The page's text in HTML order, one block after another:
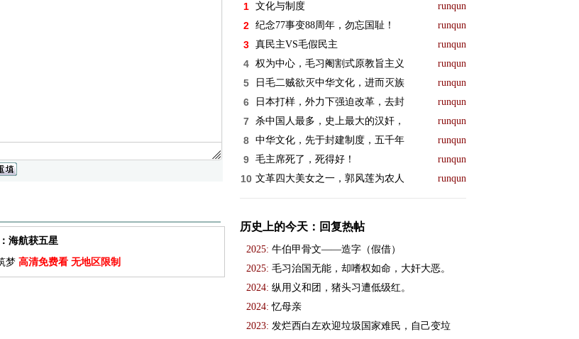
海航获五星
梦 高清免费看 无地区限制
1 文化与制度 runqun
2 纪念77事变88周年，勿忘国耻！ runqun
3 真民主VS毛假民主 runqun
4 权为中心，毛习阉割式原教旨主义 runqun
5 日毛二贼欲灭中华文化，进而灭族 runqun
6 日本打样，外力下强迫改革，去封 runqun
7 杀中国人最多，史上最大的汉奸， runqun
8 中华文化，先于封建制度，五千年 runqun
9 毛主席死了，死得好！ runqun
10 文革四大美女之一，郭风莲为农人 runqun
历史上的今天：回复热帖
2025: 牛伯甲骨文——造字（假借）
2025: 毛习治国无能，却嗜权如命，大奸大恶。
2024: 纵用义和团，猪头习遭低级红。
2024: 忆母亲
2023: 发烂西白左欢迎垃圾国家难民，自己变垃